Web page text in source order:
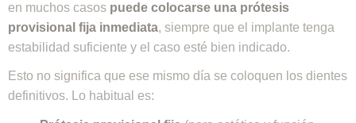
en muchos casos puede colocarse una prótesis
provisional fija inmediata, siempre que el implante tenga
estabilidad suficiente y el caso esté bien indicado.
Esto no significa que ese mismo día se coloquen los dientes
definitivos. Lo habitual es: